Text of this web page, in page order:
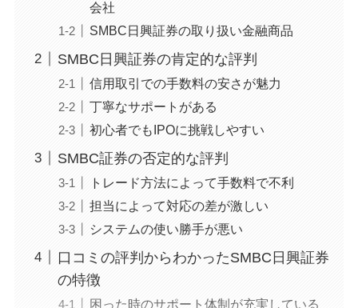
会社
SMBC日興証券の取り扱い金融商品
SMBC日興証券の肯定的な評判
信用取引での手数料の安さが魅力
丁寧なサポートがある
初心者でもIPOに挑戦しやすい
SMBC証券の否定的な評判
トレード方法によって手数料で不利
担当によって対応の差が激しい
システムの使い勝手が悪い
口コミの評判からわかったSMBC日興証券
の特徴
困った時のサポート体制が充実している